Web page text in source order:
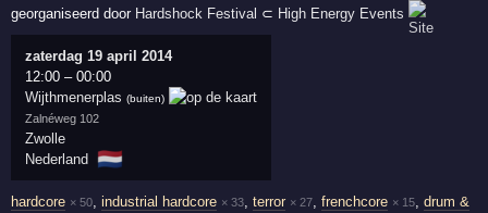
georganiseerd door Hardshock Festival ⊂ High Energy Events
zaterdag 19 april 2014
12:00 –00:00
Wijthmenerplas (buiten)
Zalnéweg 102
Zwolle
Nederland
🇳🇱
hardcore × 50,industrial hardcore × 33,terror × 27,frenchcore × 15,drum &